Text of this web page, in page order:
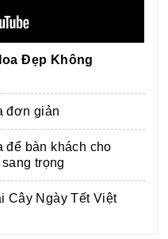
Đẹp Không
đơn giản
để bàn khách cho
trọng
Cây Ngày Tết Việt